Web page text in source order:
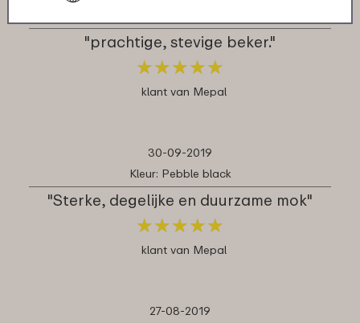
"prachtige, stevige beker."
★★★★★
★★★★★
klant van Mepal
30-09-2019
Kleur: Pebble black
"Sterke, degelijke en duurzame mok"
★★★★★
★★★★★
klant van Mepal
27-08-2019